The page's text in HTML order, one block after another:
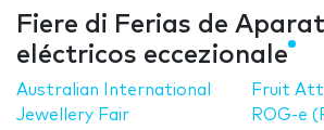
Fiere di Ferias de
eléctricos eccezionale
Australian International
Jewellery Fair
Fruit
ROG-e